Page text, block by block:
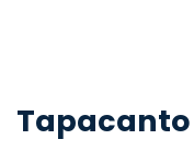
Tapacanto